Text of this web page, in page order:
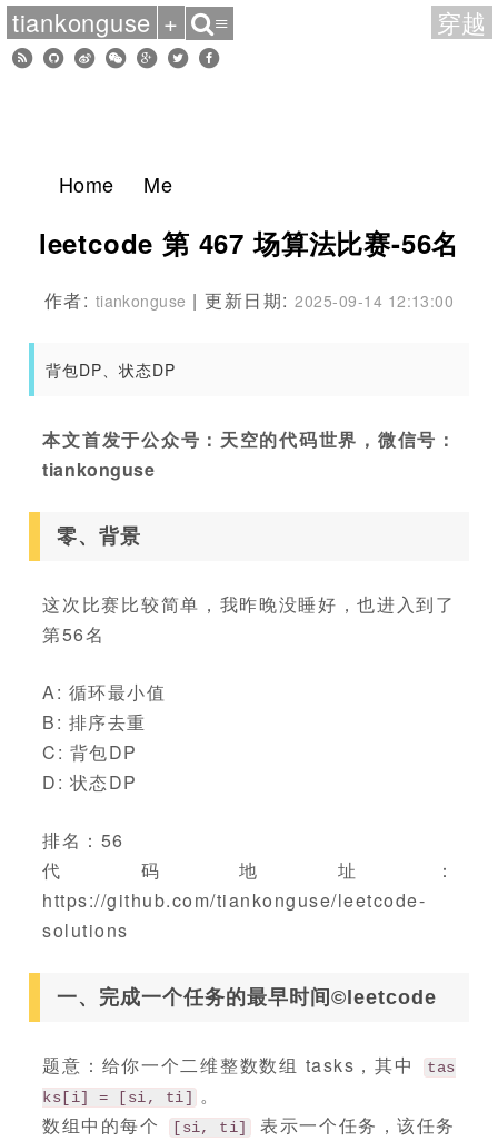
Home Me
leetcode 第 467 场算法比赛-56名
作者: tiankonguse | 更新日期:2025-09-14 12:13:00
背包DP、状态DP
本文首发于公众号：天空的代码世界，微信号：
tiankonguse
零、背景
这次比赛比较简单，我昨晚没睡好，也进入到了
第56名
A: 循环最小值
B: 排序去重
C: 背包DP
D: 状态DP
排名：56
代码地址：
https://github.com/tiankonguse/leetcode-
solutions
一、完成一个任务的最早时间©leetcode
题意：给你一个二维整数数组 tasks，其中
tas
ks[i] = [si, ti]
。
数组中的每个
[si, ti]
表示一个任务，该任务
tiankonguse + ≡ 穿越